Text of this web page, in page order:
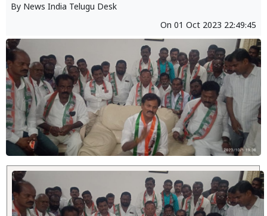
By News India Telugu Desk
On 01 Oct 2023 22:49:45